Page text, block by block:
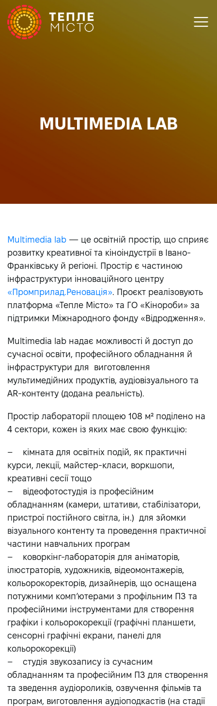
MULTIMEDIA LAB
Multimedia lab — це освітній простір, що сприяє
розвитку креативної та кіноіндустрії в Івано-
Франківську й регіоні. Простір є частиною
інфраструктури інноваційного центру
«Промприлад.Реновація». Проєкт реалізовують
платформа «Тепле Місто» та ГО «Кінороби» за
підтримки Міжнародного фонду «Відродження».
Multimedia lab надає можливості й доступ до
сучасної освіти, професійного обладнання й
інфраструктури для виготовлення
мультимедійних продуктів, аудіовізуального та
AR-контенту (додана реальність).
Простір лабораторії площею 108 м² поділено на
4 сектори, кожен із яких має свою функцію:
– кімната для освітніх подій, як практичні
курси, лекції, майстер-класи, воркшопи,
креативні сесії тощо
– відеофотостудія із професійним
обладнанням (камери, штативи, стабілізатори,
пристрої постійного світла, ін.) для зйомки
візуального контенту та проведення практичної
частини навчальних програм
– коворкінг-лабораторія для аніматорів,
ілюстраторів, художників, відеомонтажерів,
кольорокоректорів, дизайнерів, що оснащена
потужними комп’ютерами з профільним ПЗ та
професійними інструментами для створення
графіки і кольорокорекції (графічні планшети,
сенсорні графічні екрани, панелі для
кольорокорекції)
– студія звукозапису із сучасним
обладнанням та професійним ПЗ для створення
та зведення аудіороликів, озвучення фільмів та
програм, виготовлення аудіоподкастів (на стадії